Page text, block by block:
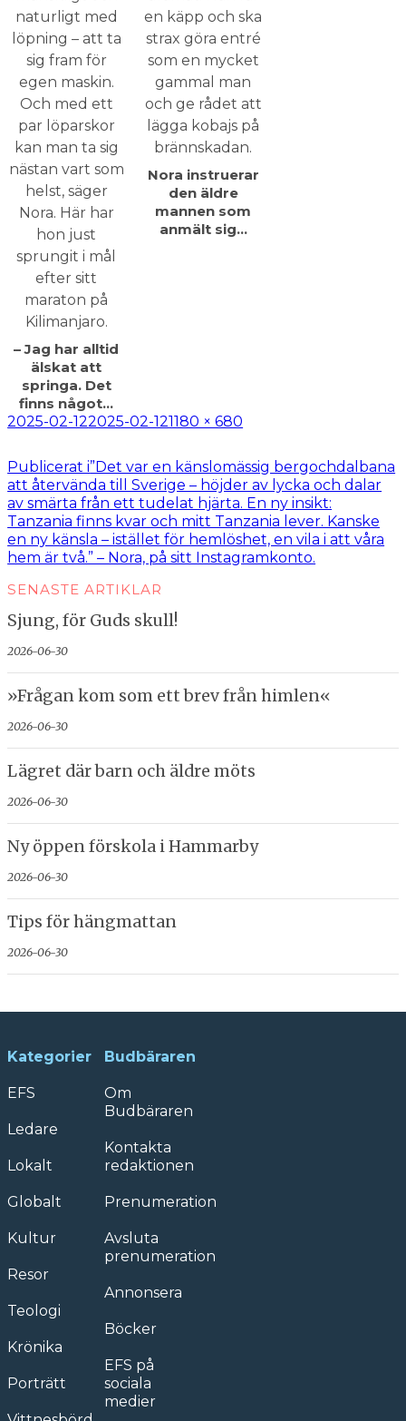
– Jag har alltid
älskat att
springa. Det
finns något…
Nora instruerar
den äldre
mannen som
anmält sig…
Postat
2025-02-122025-02-12Full
1180 × 680
Inläggsnavigering
Publicerat i”Det var en känslomässig bergochdalbana
att återvända till Sverige – höjder av lycka och dalar
av smärta från ett tudelat hjärta. En ny insikt:
Tanzania finns kvar och mitt Tanzania lever. Kanske
en ny känsla – istället för hemlöshet, en vila i att våra
hem är två.” – Nora, på sitt Instagramkonto.
SENASTE ARTIKLAR
Sjung, för Guds skull!
2026-06-30
»Frågan kom som ett brev från himlen«
2026-06-30
Lägret där barn och äldre möts
2026-06-30
Ny öppen förskola i Hammarby
2026-06-30
Tips för hängmattan
2026-06-30
Kategorier
EFS
Ledare
Lokalt
Globalt
Kultur
Resor
Teologi
Krönika
Porträtt
Budbäraren
Om
Budbäraren
Kontakta
redaktionen
Prenumeration
Avsluta
prenumeration
Annonsera
Böcker
EFS på
sociala
medier